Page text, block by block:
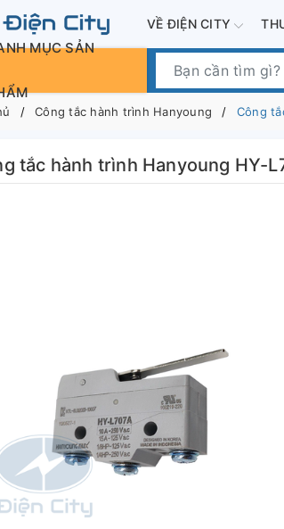
VỀ ĐIỆN CITY
MỤC SẢN
Công tắc hành trình Hanyoung Công
tắc hành trình Hanyoung HY-